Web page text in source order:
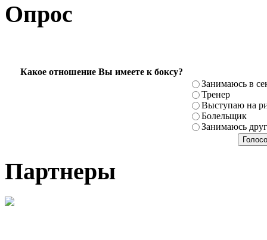
Опрос
Какое отношение Вы имеете к боксу?
Занимаюсь в
Тренер
Выступаю на
Болельщик
Занимаюсь
Партнеры